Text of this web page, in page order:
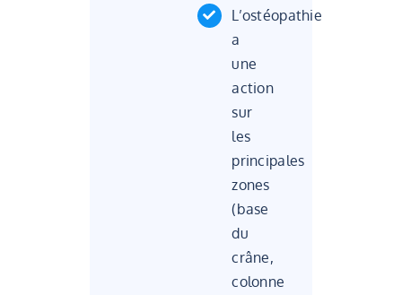
L’ostéopathie
a
une
action
sur
les
principales
zones
(base
du
crâne,
colonne